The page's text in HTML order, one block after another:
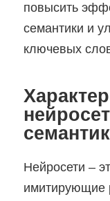
повысить
семантики и
ключевых
Нейросети –
имитирующие